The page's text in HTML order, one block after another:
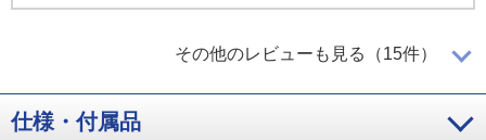
掃除がしやすいのがとても良い
やはり羽根が無いことで安全だし、掃除がしやすいことが大変
その他のレビューも見る（15件）
仕様・付属品